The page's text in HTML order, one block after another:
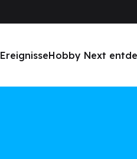
EreignisseHobby Next